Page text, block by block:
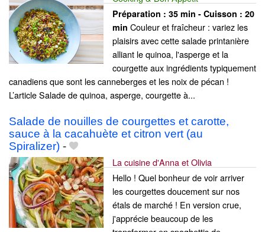
Préparation : 35 min - Cuisson : 20
min Couleur et fraîcheur : variez les
plaisirs avec cette salade printanière
alliant le quinoa, l'asperge et la
courgette aux ingrédients typiquement
canadiens que sont les canneberges et les noix de pécan !
L’article Salade de quinoa, asperge, courgette à...
Salade de nouilles de courgettes et carotte,
sauce à la cacahuète et citron vert (au
Spiralizer) -
La cuisine d'Anna et Olivia
Hello ! Quel bonheur de voir arriver
les courgettes doucement sur nos
étals de marché ! En version crue,
j'apprécie beaucoup de les